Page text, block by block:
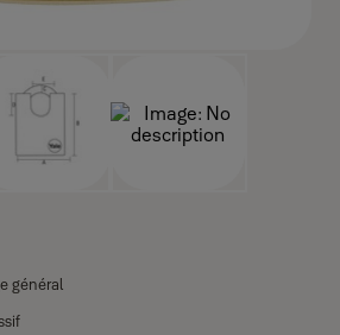
général